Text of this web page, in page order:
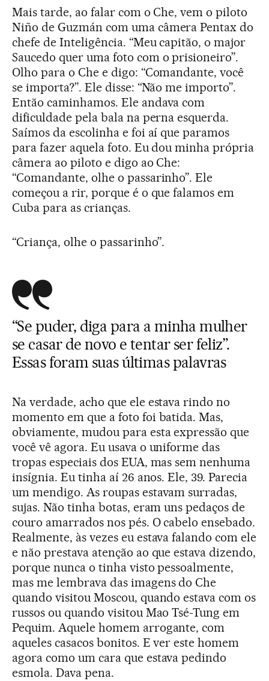
Mais tarde, ao falar com o Che, vem o piloto
Niño de Guzmán com uma câmera Pentax do
chefe de Inteligência. “Meu capitão, o major
Saucedo quer uma foto com o prisioneiro”.
Olho para o Che e digo: “Comandante, você
se importa?”. Ele disse: “Não me importo”.
Então caminhamos. Ele andava com
dificuldade pela bala na perna esquerda.
Saímos da escolinha e foi aí que paramos
para fazer aquela foto. Eu dou minha própria
câmera ao piloto e digo ao Che:
“Comandante, olhe o passarinho”. Ele
começou a rir, porque é o que falamos em
Cuba para as crianças.
“Criança, olhe o passarinho”.
“Se puder, diga para a minha mulher
se casar de novo e tentar ser feliz”.
Essas foram suas últimas palavras
Na verdade, acho que ele estava rindo no
momento em que a foto foi batida. Mas,
obviamente, mudou para esta expressão que
você vê agora. Eu usava o uniforme das
tropas especiais dos EUA, mas sem nenhuma
insígnia. Eu tinha aí 26 anos. Ele, 39. Parecia
um mendigo. As roupas estavam surradas,
sujas. Não tinha botas, eram uns pedaços de
couro amarrados nos pés. O cabelo ensebado.
Realmente, às vezes eu estava falando com ele
e não prestava atenção ao que estava dizendo,
porque nunca o tinha visto pessoalmente,
mas me lembrava das imagens do Che
quando visitou Moscou, quando estava com os
russos ou quando visitou Mao Tsé-Tung em
Pequim. Aquele homem arrogante, com
aqueles casacos bonitos. E ver este homem
agora como um cara que estava pedindo
esmola. Dava pena.